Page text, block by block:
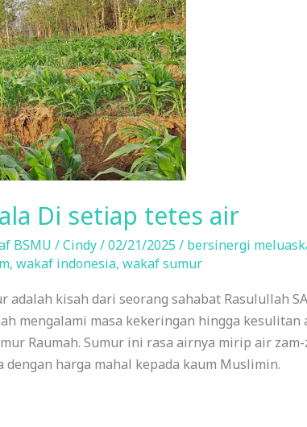
Di setiap tetes air
BSMU /Cindy/02/21/2025 / bersinergi
, wakaf indonesia, wakaf sumur
kisah dari seorang sahabat Rasulullah
mengalami masa kekeringan hingga
Raumah. Sumur ini rasa airnya mirip air
harga mahal kepada kaum Muslimin.